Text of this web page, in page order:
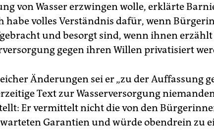
von Wasser erzwingen wolle, erklärte
habe volles Verständnis dafür, wenn
und besorgt sind, wenn ihnen erzählt
gegen ihren Willen privatisiert
Änderungen sei er „zu der Auffassung
Text zur Wasserversorgung
Er vermittelt nicht die von den
Garantien und würde obendrein zu